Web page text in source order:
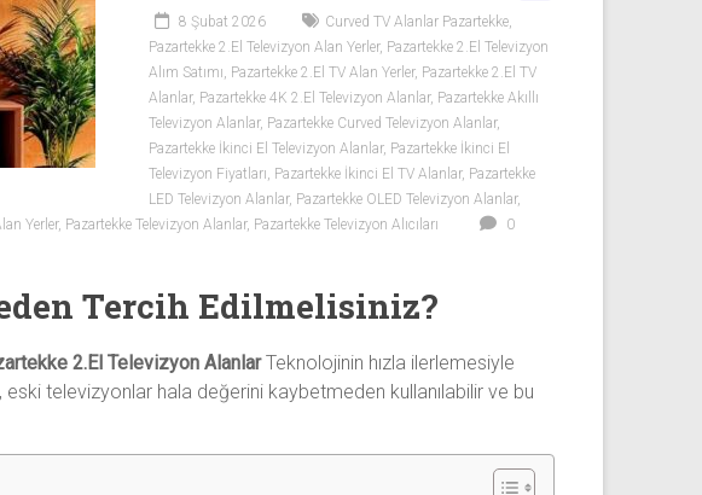
8 Şubat 2026 Curved TV Alanlar Pazartekke,
Pazartekke 2.El Televizyon Alan Yerler, Pazartekke 2.El Televizyon
Alım Satımı, Pazartekke 2.El TV Alan Yerler, Pazartekke 2.El TV
Alanlar, Pazartekke 4K 2.El Televizyon Alanlar, Pazartekke Akıllı
Televizyon Alanlar, Pazartekke Curved Televizyon Alanlar,
Pazartekke İkinci El Televizyon Alanlar, Pazartekke İkinci El
Televizyon Fiyatları, Pazartekke İkinci El TV Alanlar, Pazartekke
LED Televizyon Alanlar, Pazartekke OLED Televizyon Alanlar,
Yerler, Pazartekke Televizyon Alanlar, Pazartekke Televizyon Alıcıları
0
Tercih Edilmelisiniz?
2.El Televizyon AlanlarTeknolojinin hızla ilerlemesiyle
televizyonlar hala değerini kaybetmeden kullanılabilir ve bu